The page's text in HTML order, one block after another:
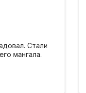
Стали
мангала.